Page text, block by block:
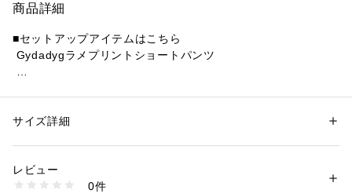
商品詳細
■セットアップアイテムはこちら
Gydadygラメプリントショートパンツ
ろに入ったロングパーカーです。
長めの丈感なので前を閉じるとワンピース風に着用していた
だくことが可能です。
性別：レディース
素材：本体:ポリエステル58％ 綿38％ ポリウレタン4％ リブ:綿59％ ポリ
生産国：中国製
1640500008534
サイズ詳細
レビュー
0件